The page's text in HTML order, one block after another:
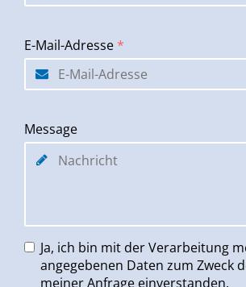
E-Mail-Adresse *
Message
Ja, ich bin mit der Verarbeitung
angegebenen Daten zum Zweck
meiner Anfrage einverstanden.